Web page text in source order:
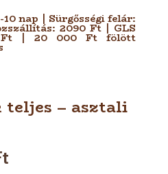
nap | Sürgősségi felár:
2090 Ft | GLS
Ft | 20 000 Ft fölött
teljes – asztali